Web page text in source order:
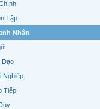
Tập
Nhân
Đạo
Nghiệp
Tiếp